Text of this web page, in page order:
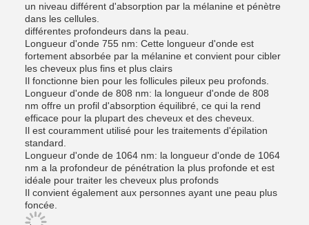
un niveau différent d'absorption par la mélanine et pénètre
dans les cellules.
différentes profondeurs dans la peau.
Longueur d'onde 755 nm: Cette longueur d'onde est
fortement absorbée par la mélanine et convient pour cibler
les cheveux plus fins et plus clairs
Il fonctionne bien pour les follicules pileux peu profonds.
Longueur d'onde de 808 nm: la longueur d'onde de 808
nm offre un profil d'absorption équilibré, ce qui la rend
efficace pour la plupart des cheveux et des cheveux.
Il est couramment utilisé pour les traitements d'épilation
standard.
Longueur d'onde de 1064 nm: la longueur d'onde de 1064
nm a la profondeur de pénétration la plus profonde et est
idéale pour traiter les cheveux plus profonds
Il convient également aux personnes ayant une peau plus
foncée.